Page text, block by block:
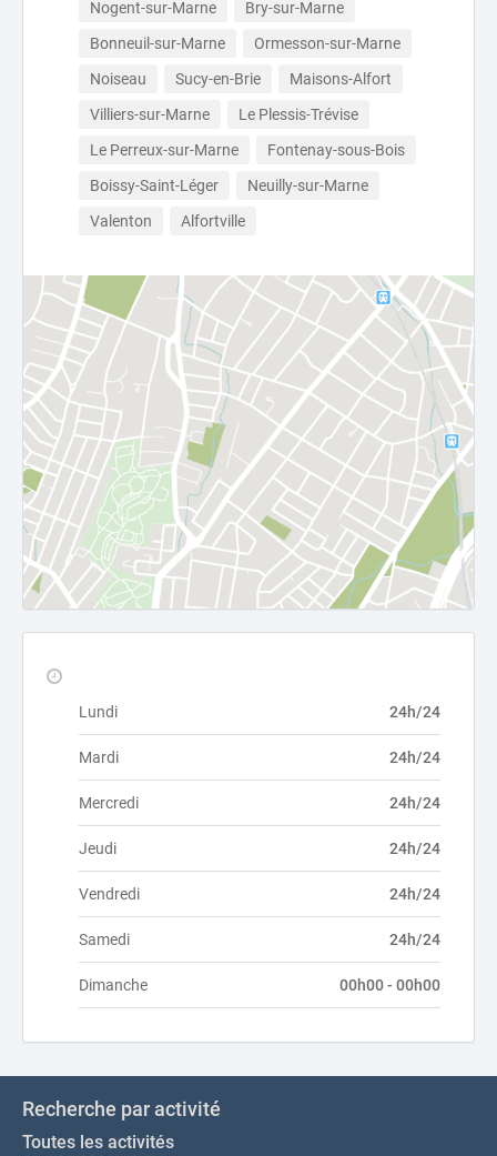
Nogent-sur-Marne
Bry-sur-Marne
Bonneuil-sur-Marne
Ormesson-sur-Marne
Noiseau
Sucy-en-Brie
Maisons-Alfort
Villiers-sur-Marne
Le Plessis-Trévise
Le Perreux-sur-Marne
Fontenay-sous-Bois
Boissy-Saint-Léger
Neuilly-sur-Marne
Valenton
Alfortville
Lundi 24h/24
Mardi 24h/24
Mercredi 24h/24
Jeudi 24h/24
Vendredi 24h/24
Samedi 24h/24
Dimanche 00h00 - 00h00
Recherche par activité
Toutes les activités